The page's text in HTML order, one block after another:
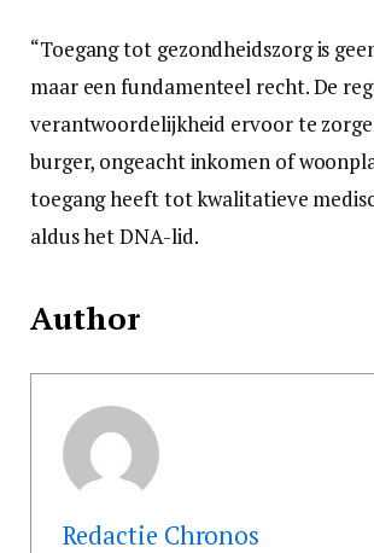
“Toegang tot gezondheidszorg is
maar een fundamenteel recht. De
verantwoordelijkheid ervoor te
burger, ongeacht inkomen of
toegang heeft tot kwalitatieve
aldus het DNA-lid.
Author
Redactie Chronos